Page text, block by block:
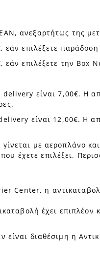
ανεξαρτήτως της
εάν επιλέξετε
εάν επιλέξετε την Box
είναι 7,00€. Η
είναι 12,00€. Η
με αεροπλάνο
επιλέξει.
Center, η
έχει επιπλέον
είναι διαθέσιμη η